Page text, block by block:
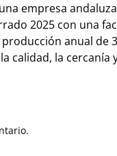
empresa
2025 con una
anual de
calidad, la